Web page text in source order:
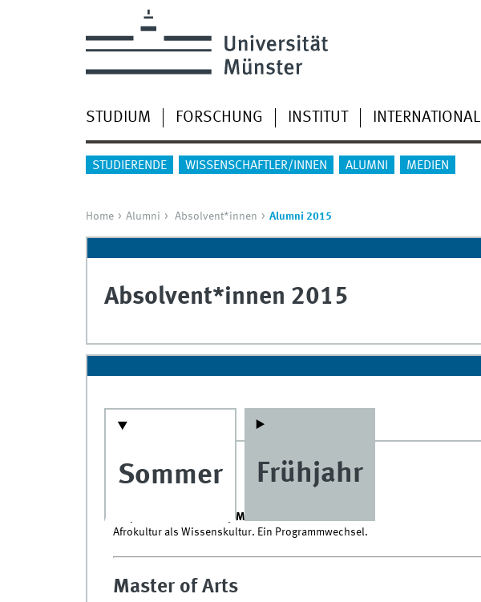
STUDIUM FORSCHUNG INSTITUT INTERNATIONAL
STUDIERENDE WISSENSCHAFTLER/INNEN ALUMNI MEDIEN
Home Alumni Absolvent*innen Alumni 2015
Absolvent*innen 2015
Sommer
Dr. phil.
Dr. phil. Natasha A. Kelly M. A.
Afrokultur als Wissenskultur. Ein Programmwechsel.
Master of Arts
Frühjahr